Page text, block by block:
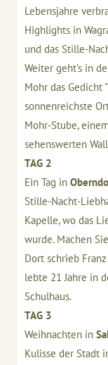
Lebensjahre
Highlights in
und das Stille-
Weiter geht's in
Mohr das Gedicht
sonnenreichste
Mohr-Stube,
sehenswerten
TAG 2
Ein Tag in
Stille-Nacht-
Kapelle, wo das
wurde. Machen
Dort schrieb
lebte 21 Jahre in
Schulhaus.
TAG 3
Weihnachten in
Kulisse der Stadt